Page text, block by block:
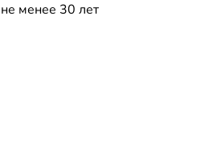
не менее 30 лет